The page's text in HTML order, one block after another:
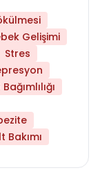
Gelişimi
Stres
Bakımı